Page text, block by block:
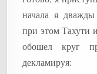
начала я дважды
при этом Тахути
обошел круг
декламируя: